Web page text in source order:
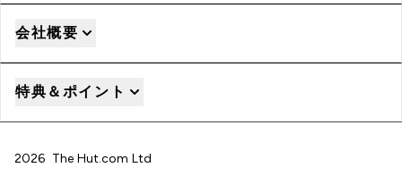
会社概要
特典＆ポイント
2026 The Hut.com Ltd